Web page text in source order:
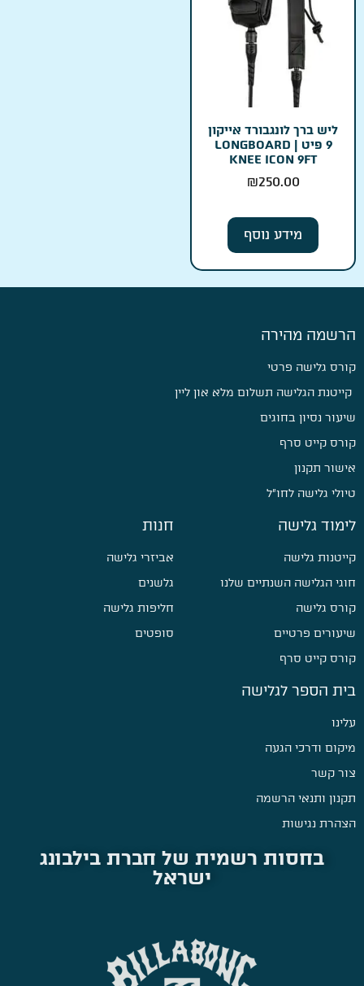
ליש ברך לונגבורד אייקון
9 פיט | LONGBOARD
KNEE ICON 9FT
₪250.00
מידע נוסף
הרשמה מהירה
קורס גלישה פרטי
קייטנת הגלישה תשלום מלא און ליין
שיעור נסיון בחוגים
קורס קייט סרף
אישור תקנון
טיולי גלישה לחו״ל
לימוד גלישה
קייטנות גלישה
חוגי הגלישה השנתיים שלנו
קורס גלישה
שיעורים פרטיים
קורס קייט סרף
חנות
אביזרי גלישה
גלשנים
חליפות גלישה
סופטים
בית הספר לגלישה
עלינו
מיקום ודרכי הגעה
צור קשר
תקנון ותנאי הרשמה
הצהרת נגישות
בחסות רשמית של חברת בילבונג
ישראל